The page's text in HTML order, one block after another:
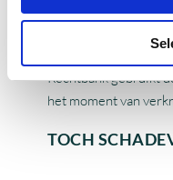
Pas op: de
Rechtbank gebruikt
het moment van
TOCH